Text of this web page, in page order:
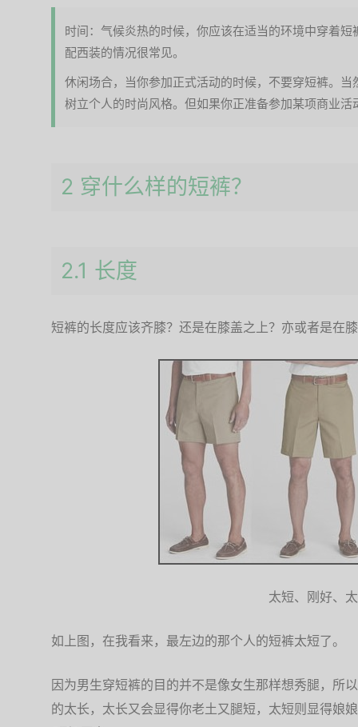
时间：气候炎热的时候，你应该在适当的环境中穿着
配西装的情况很常见。
休闲场合，当你参加正式活动的时候，不要穿短裤。
树立个人的时尚风格。但如果你正准备参加某项商业
2 穿什么样的短裤？
2.1 长度
短裤的长度应该齐膝？还是在膝盖之上？亦或者是在
太短、刚好、
如上图，在我看来，最左边的那个人的短裤太短了。
因为男生穿短裤的目的并不是像女生那样想秀腿，所
的太长，太长又会显得你老土又腿短，太短则显得娘